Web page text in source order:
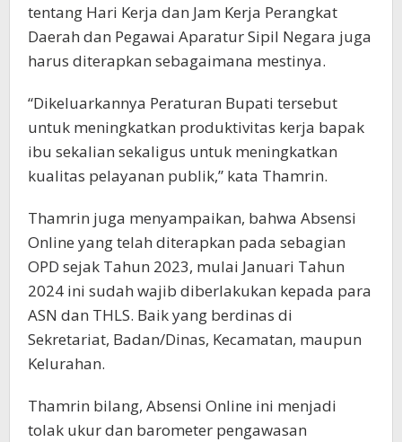
tentang Hari Kerja dan Jam Kerja Perangkat
Daerah dan Pegawai Aparatur Sipil Negara juga
harus diterapkan sebagaimana mestinya.
“Dikeluarkannya Peraturan Bupati tersebut
untuk meningkatkan produktivitas kerja bapak
ibu sekalian sekaligus untuk meningkatkan
kualitas pelayanan publik,” kata Thamrin.
Thamrin juga menyampaikan, bahwa Absensi
Online yang telah diterapkan pada sebagian
OPD sejak Tahun 2023, mulai Januari Tahun
2024 ini sudah wajib diberlakukan kepada para
ASN dan THLS. Baik yang berdinas di
Sekretariat, Badan/Dinas, Kecamatan, maupun
Kelurahan.
Thamrin bilang, Absensi Online ini menjadi
tolak ukur dan barometer pengawasan